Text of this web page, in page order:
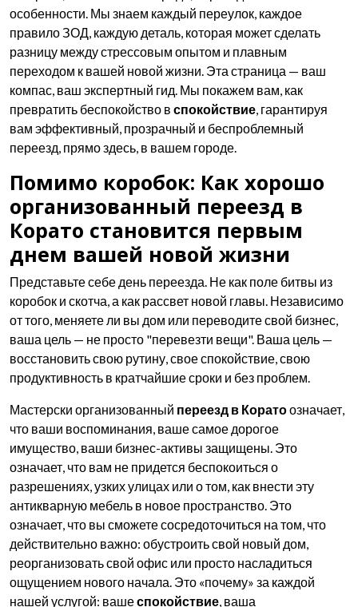
особенности. Мы знаем каждый переулок, каждое
правило ЗОД, каждую деталь, которая может сделать
разницу между стрессовым опытом и плавным
переходом к вашей новой жизни. Эта страница — ваш
компас, ваш экспертный гид. Мы покажем вам, как
превратить беспокойство в спокойствие, гарантируя
вам эффективный, прозрачный и беспроблемный
переезд, прямо здесь, в вашем городе.
Помимо коробок: Как хорошо
организованный переезд в
Корато становится первым
днем вашей новой жизни
Представьте себе день переезда. Не как поле битвы из
коробок и скотча, а как рассвет новой главы. Независимо
от того, меняете ли вы дом или переводите свой бизнес,
ваша цель — не просто "перевезти вещи". Ваша цель —
восстановить свою рутину, свое спокойствие, свою
продуктивность в кратчайшие сроки и без проблем.
Мастерски организованный переезд в Коратоозначает,
что ваши воспоминания, ваше самое дорогое
имущество, ваши бизнес-активы защищены. Это
означает, что вам не придется беспокоиться о
разрешениях, узких улицах или о том, как внести эту
антикварную мебель в новое пространство. Это
означает, что вы сможете сосредоточиться на том, что
действительно важно: обустроить свой новый дом,
реорганизовать свой офис или просто насладиться
ощущением нового начала. Это «почему» за каждой
нашей услугой: вашеспокойствие, ваша